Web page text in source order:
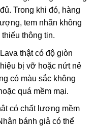
Trong khi đó, hàng
tem nhãn không
thông tin.
thật có độ giòn
bị vỡ hoặc nứt nẻ
có màu sắc không
quá mềm mại.
có chất lượng mềm
bánh giả có thể